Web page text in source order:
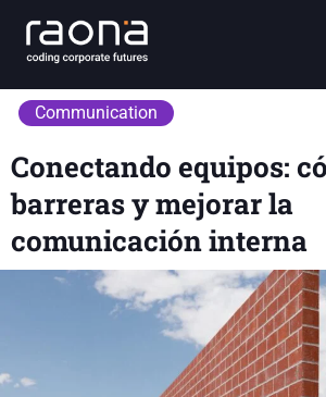
Communication
Conectando equipos:
barreras y mejorar la
comunicación interna